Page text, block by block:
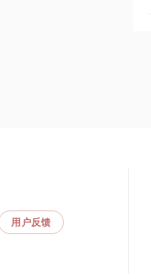
用户反馈